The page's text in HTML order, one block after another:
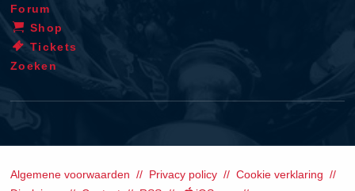
Forum
Shop
Tickets
Zoeken
Algemene voorwaarden Privacy policy
Cookie verklaring